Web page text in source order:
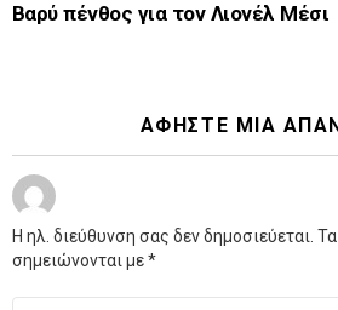
Βαρύ πένθος για τον Λιονέλ Μέσι
ΑΦΉΣΤΕ ΜΙΑ
Η ηλ. διεύθυνση σας δεν δημοσιεύεται.
σημειώνονται με*